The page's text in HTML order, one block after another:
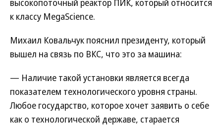
высокопоточный реактор ПИК, который относится
к классу MegaScience.
Михаил Ковальчук пояснил президенту, который
вышел на связь по ВКС, что это за машина:
— Наличие такой установки является всегда
показателем технологического уровня страны.
Любое государство, которое хочет заявить о себе
как о технологической державе, старается